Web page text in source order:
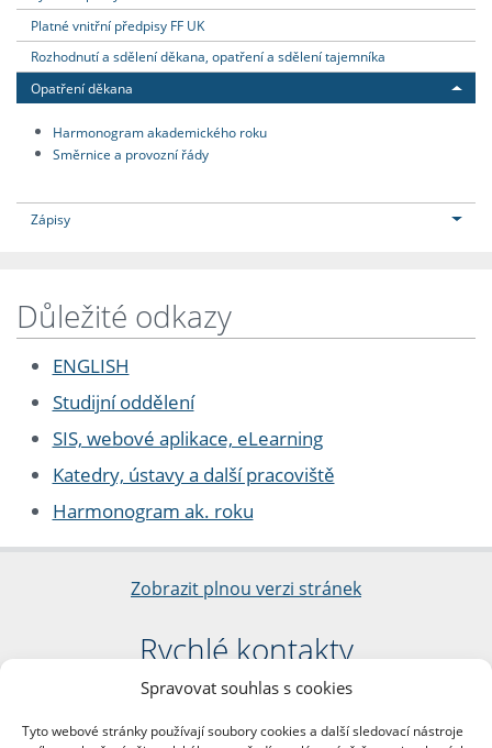
Spravovat souhlas s cookies
Tyto webové stránky používají soubory cookies a další sledovací nástroje
Platné vnitřní předpisy FF UK
Rozhodnutí a sdělení děkana, opatření a sdělení tajemníka
Opatření děkana
Harmonogram akademického roku
Směrnice a provozní řády
Zápisy
Důležité odkazy
ENGLISH
Studijní oddělení
SIS, webové aplikace, eLearning
Katedry, ústavy a další pracoviště
Harmonogram ak. roku
Zobrazit plnou verzi stránek
Rychlé kontakty
Filozofická fakulta
nám. Jana Palacha 1/2